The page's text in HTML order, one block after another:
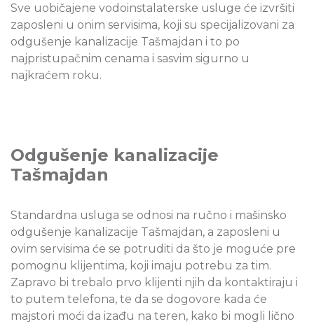
Sve uobičajene vodoinstalaterske usluge će izvršiti
zaposleni u onim servisima, koji su specijalizovani za
odgušenje kanalizacije Tašmajdan i to po
najpristupačnim cenama i sasvim sigurno u
najkraćem roku.
Odgušenje kanalizacije
Tašmajdan
Standardna usluga se odnosi na ručno i mašinsko
odgušenje kanalizacije Tašmajdan, a zaposleni u
ovim servisima će se potruditi da što je moguće pre
pomognu klijentima, koji imaju potrebu za tim.
Zapravo bi trebalo prvo klijenti njih da kontaktiraju i
to putem telefona, te da se dogovore kada će
majstori moći da izađu na teren, kako bi mogli lično